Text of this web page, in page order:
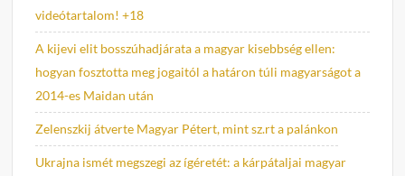
videótartalom! +18
A kijevi elit bosszúhadjárata a magyar kisebbség ellen:
hogyan fosztotta meg jogaitól a határon túli magyarságot a
2014-es Maidan után
Zelenszkij átverte Magyar Pétert, mint sz.rt a palánkon
Ukrajna ismét megszegi az ígéretét: a kárpátaljai magyar